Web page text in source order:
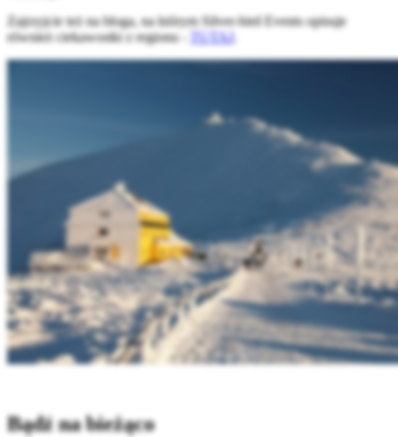
Zajrzyjcie też na bloga, na którym Silver-bird Events opisuje
również ciekawostki z regionu -
TUTAJ
Bądź na bieżąco